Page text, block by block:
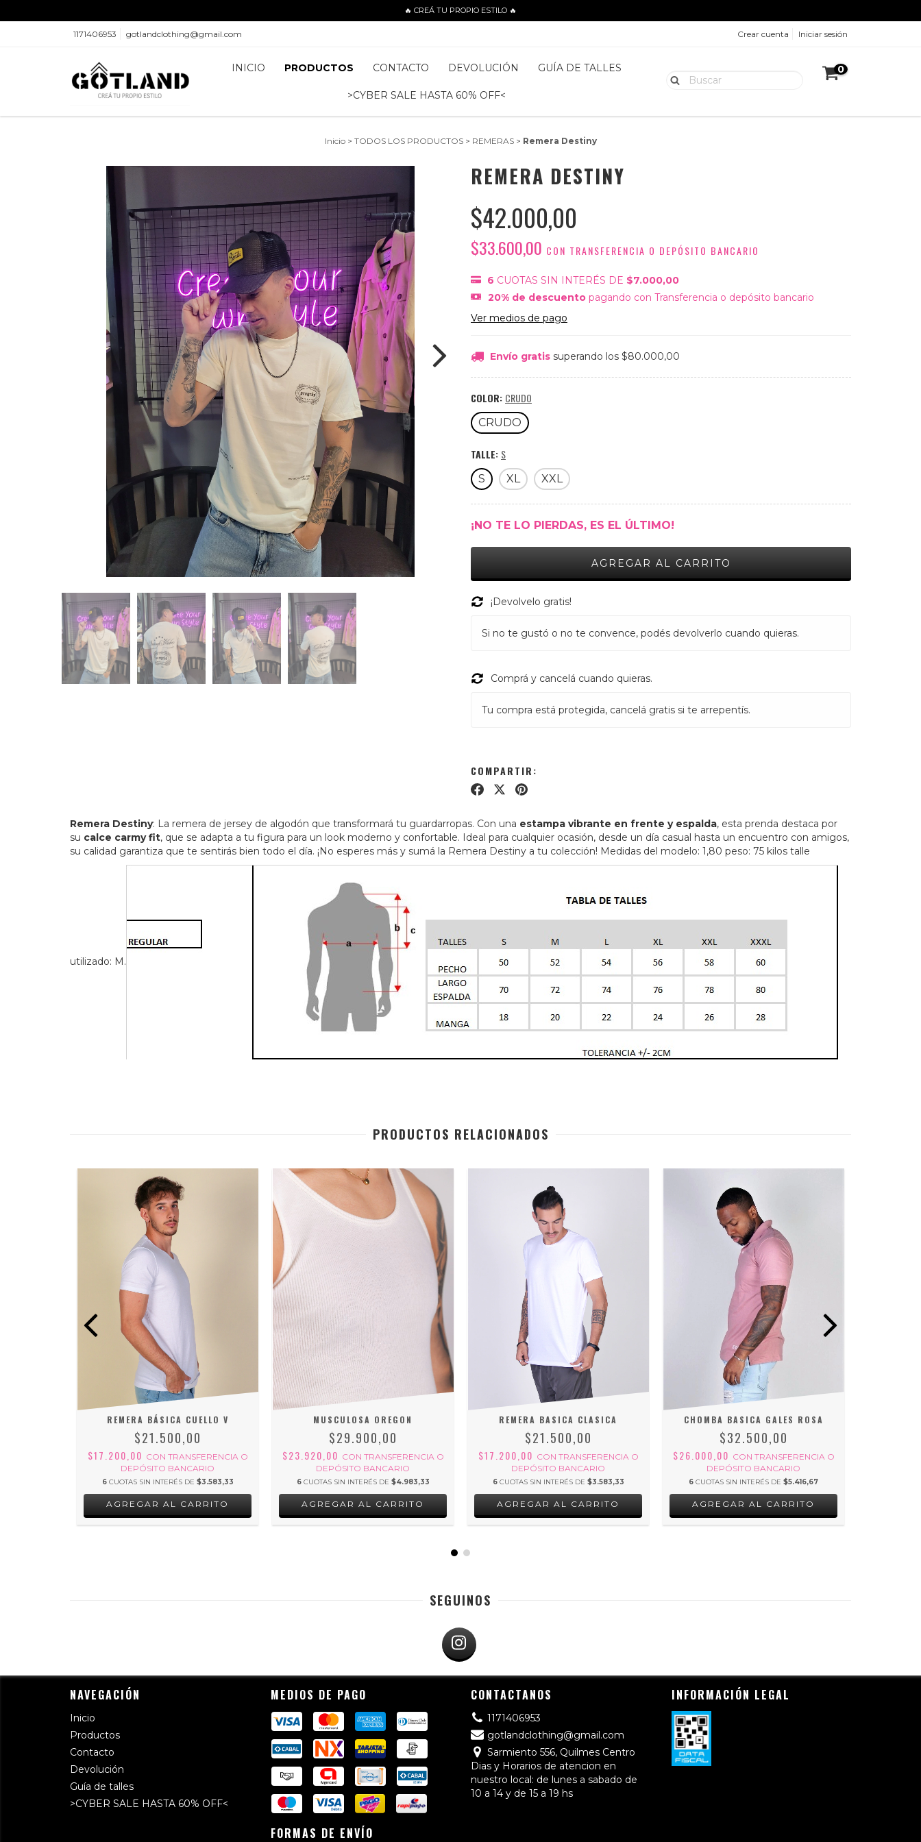
🔥 CREÁ TU PROPIO ESTILO 🔥
1171406953 gotlandclothing@gmail.com Crear cuenta Iniciar sesión
INICIO PRODUCTOS CONTACTO DEVOLUCIÓN GUÍA DE TALLES
>CYBER SALE HASTA 60% OFF<
0
Inicio > TODOS LOS PRODUCTOS > REMERAS > Remera Destiny
REMERA DESTINY
$42.000,00
$33.600,00 CON TRANSFERENCIA O DEPÓSITO BANCARIO
6 CUOTAS SIN INTERÉS DE $7.000,00
20% de descuento pagando con Transferencia o depósito bancario
Ver medios de pago
Envío gratis superando los $80.000,00
COLOR: CRUDO
CRUDO
TALLE: S
S XL XXL
¡NO TE LO PIERDAS, ES EL ÚLTIMO!
¡Devolvelo gratis!
Si no te gustó o no te convence, podés devolverlo cuando quieras.
Comprá y cancelá cuando quieras.
Tu compra está protegida, cancelá gratis si te arrepentís.
COMPARTIR:
Remera Destiny: La remera de jersey de algodón que transformará tu guardarropas. Con una estampa vibrante en frente y espalda, esta prenda destaca por
su calce carmy fit, que se adapta a tu figura para un look moderno y confortable. Ideal para cualquier ocasión, desde un día casual hasta un encuentro con amigos,
su calidad garantiza que te sentirás bien todo el día. ¡No esperes más y sumá la Remera Destiny a tu colección! Medidas del modelo: 1,80 peso: 75 kilos talle
utilizado: M.
PRODUCTOS RELACIONADOS
REMERA BÁSICA CUELLO V
$21.500,00
$17.200,00 CON TRANSFERENCIA O
DEPÓSITO BANCARIO
6 CUOTAS SIN INTERÉS DE $3.583,33
AGREGAR AL CARRITO
MUSCULOSA OREGON
$29.900,00
$23.920,00 CON TRANSFERENCIA O
DEPÓSITO BANCARIO
6 CUOTAS SIN INTERÉS DE $4.983,33
AGREGAR AL CARRITO
REMERA BASICA CLASICA
$21.500,00
$17.200,00 CON TRANSFERENCIA O
DEPÓSITO BANCARIO
6 CUOTAS SIN INTERÉS DE $3.583,33
AGREGAR AL CARRITO
CHOMBA BASICA GALES ROSA
$32.500,00
$26.000,00 CON TRANSFERENCIA O
DEPÓSITO BANCARIO
6 CUOTAS SIN INTERÉS DE $5.416,67
AGREGAR AL CARRITO
SEGUINOS
NAVEGACIÓN
Inicio
Productos
Contacto
Devolución
Guía de talles
>CYBER SALE HASTA 60% OFF<
MEDIOS DE PAGO
FORMAS DE ENVÍO
CONTACTANOS
1171406953
gotlandclothing@gmail.com
Sarmiento 556, Quilmes Centro
Dias y Horarios de atencion en
nuestro local: de lunes a sabado de
10 a 14 y de 15 a 19 hs
INFORMACIÓN LEGAL